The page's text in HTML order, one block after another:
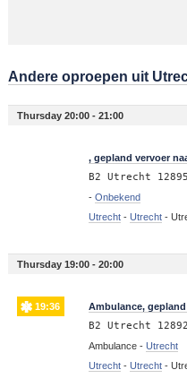
Andere oproepen uit
Thursday 20:00 - 21:00
, gepland vervoer
B2 Utrecht
- Onbekend
Utrecht- Utrecht-
Thursday 19:00 - 20:00
19:36 Ambulance,
B2 Utrecht
Ambulance - Utrecht
Utrecht- Utrecht-